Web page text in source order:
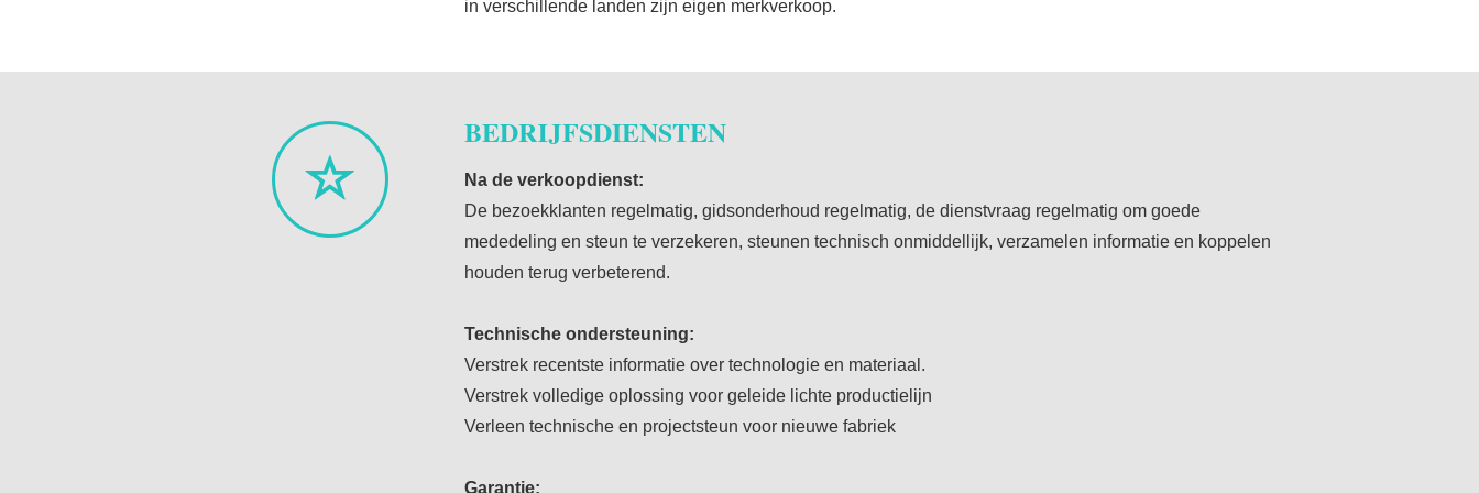
in verschillende landen zijn eigen merkverkoop.
BEDRIJFSDIENSTEN
Na de verkoopdienst:
De bezoekklanten regelmatig, gidsonderhoud regelmatig, de dienstvraag regelmatig om goede
mededeling en steun te verzekeren, steunen technisch onmiddellijk, verzamelen informatie en koppelen
houden terug verbeterend.
Technische ondersteuning:
Verstrek recentste informatie over technologie en materiaal.
Verstrek volledige oplossing voor geleide lichte productielijn
Verleen technische en projectsteun voor nieuwe fabriek
Garantie: